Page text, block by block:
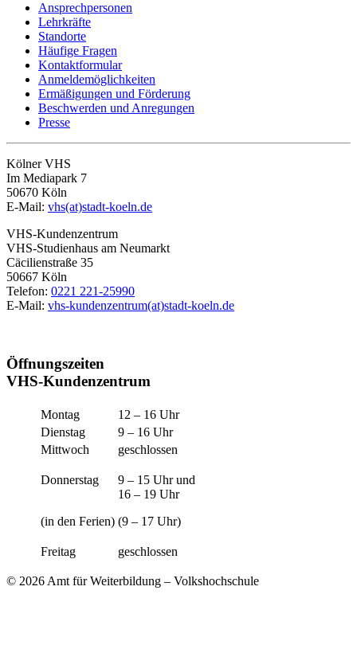
Ansprechpersonen
Lehrkräfte
Standorte
Häufige Fragen
Kontaktformular
Anmeldemöglichkeiten
Ermäßigungen und Förderung
Beschwerden und Anregungen
Presse
Kölner VHS
Im Mediapark 7
50670 Köln
E-Mail: vhs(at)stadt-koeln.de
VHS-Kundenzentrum
VHS-Studienhaus am Neumarkt
Cäcilienstraße 35
50667 Köln
Telefon: 0221 221-25990
E-Mail: vhs-kundenzentrum(at)stadt-koeln.de
Öffnungszeiten
VHS-Kundenzentrum
Montag
12 – 16 Uhr
Dienstag
9 – 16 Uhr
Mittwoch
geschlossen
Donnerstag
(in den Ferien)
9 – 15 Uhr und
16 – 19 Uhr
(9 – 17 Uhr)
Freitag geschlossen
© 2026 Amt für Weiterbildung – Volkshochschule